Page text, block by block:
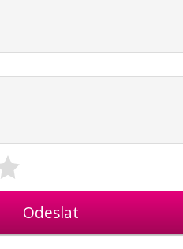
Odeslat